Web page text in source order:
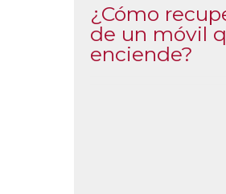
¿Cómo
de un móvil
enciende?